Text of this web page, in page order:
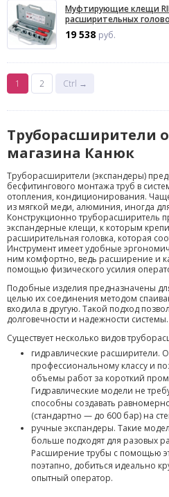
Муфтирующие клещи
расширительных
19 538 руб.
1 2 Ctrl →
Труборасширители
магазина Канюк
Труборасширители (экспандеры)
бесфитингового монтажа труб в
отопления, кондиционирования.
из мягкой меди, алюминия, иногда
Конструкционно труборасширитель
экспандерные клещи, к которым
расширительная головка, которая
Инструмент имеет удобные
ним комфортно, ведь расширение и
помощью физического усилия
Подобные изделия предназначены
целью их соединения методом
входила в другую. Такой подход
долговечности и надежности системы.
Существует несколько видов
гидравлические расширители.
профессиональному классу и
объемы работ за короткий
Гидравлические модели не
способны создавать
(стандартно — до 600 бар) на
ручные экспандеры. Такие
больше подходят для разовых
Расширение трубы с помощью
поэтапно, добиться идеально
опытный оператор.